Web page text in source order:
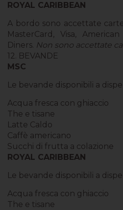
ROYAL CARIBBEAN
A bordo sono accettate
MasterCard, Visa,
Diners. Non sono accettate
12. BEVANDE
MSC
Le bevande disponibili a
Acqua fresca con ghiaccio
The e tisane
Latte Caldo
Caffè americano
Succhi di frutta a colazione
ROYAL CARIBBEAN
Le bevande disponibili a
Acqua fresca con ghiaccio
The e tisane